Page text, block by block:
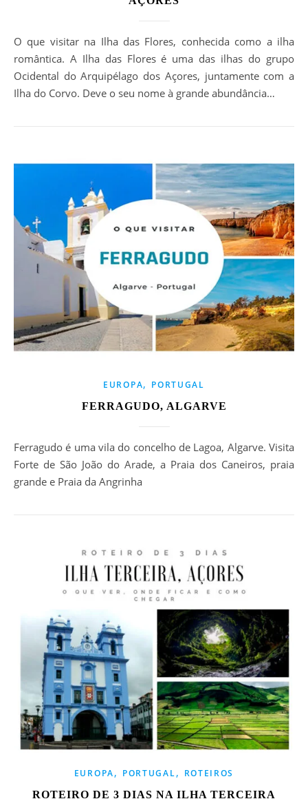
O que visitar na Ilha das Flores, conhecida como a ilha
romântica. A Ilha das Flores é uma das ilhas do grupo
Ocidental do Arquipélago dos Açores, juntamente com a
Ilha do Corvo. Deve o seu nome à grande abundância…
EUROPA, PORTUGAL
FERRAGUDO, ALGARVE
Ferragudo é uma vila do concelho de Lagoa, Algarve. Visita
Forte de São João do Arade, a Praia dos Caneiros, praia
grande e Praia da Angrinha
EUROPA, PORTUGAL, ROTEIROS
ROTEIRO DE 3 DIAS NA ILHA TERCEIRA